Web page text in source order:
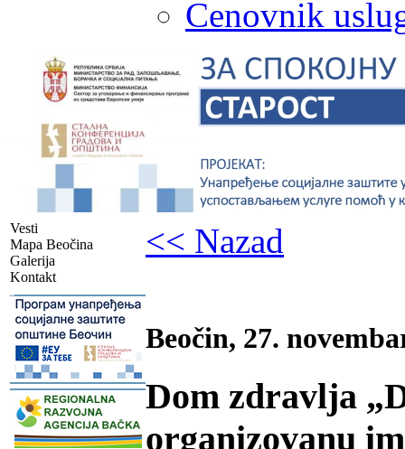
Cenovnik
Vesti
Mapa Beočina
Galerija
Kontakt
-
-
<< Nazad
Beočin, 27.
Dom zdravlja
organizovanu